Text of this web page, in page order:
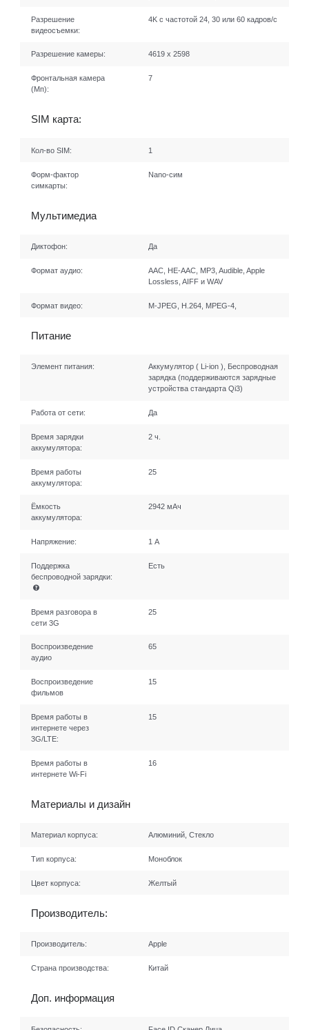
Разрешение
видеосъемки:
4K с частотой 24, 30 или 60 кадров/ с
Разрешение камеры: 4619 x 2598
Фронтальная камера
(Мп):
7
SIM карта:
Кол-во SIM: 1
Форм-фактор
симкарты:
Nano-сим
Мультимедиа
Диктофон: Да
Формат аудио:
AAC, HE-AAC, MP3, Audible, Apple
Lossless, AIFF и WAV
Формат видео: M-JPEG, H.264, MPEG-4,
Питание
Элемент питания:
Аккумулятор ( Li-ion ), Беспроводная
зарядка (поддерживаются зарядные
устройства стандарта Qi3)
Работа от сети: Да
Время зарядки
аккумулятора:
2 ч.
Время работы
аккумулятора:
25
Ёмкость
аккумулятора:
2942 мАч
Напряжение: 1 А
Поддержка
беспроводной зарядки:
Есть
Время разговора в
сети 3G
25
Воспроизведение
аудио
65
Воспроизведение
фильмов
15
Время работы в
интернете через
3G/LTE:
15
Время работы в
интернете Wi-Fi
16
Материалы и дизайн
Материал корпуса: Алюминий, Стекло
Тип корпуса: Моноблок
Цвет корпуса: Желтый
Производитель:
Производитель: Apple
Страна производства: Китай
Доп. информация